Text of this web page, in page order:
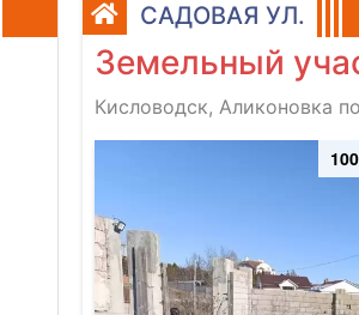
САДОВАЯ УЛ.
Земельный
Кисловодск, Аликоновка